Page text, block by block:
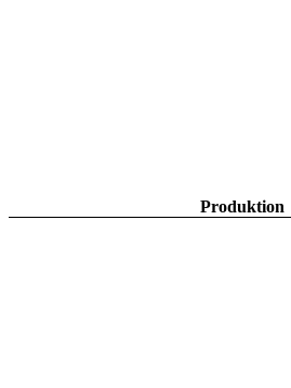
Produktion